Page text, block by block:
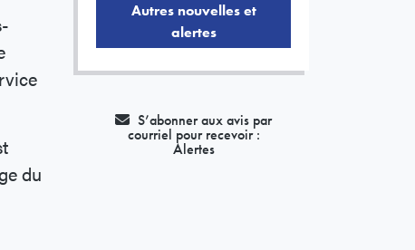
du
Autres nouvelles et
alertes
S’abonner aux avis par
courriel pour recevoir :
Alertes